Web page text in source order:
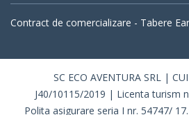
Contract de comercializare - Tabere
SC ECO AVENTURA SRL |
J40/10115/2019 | Licenta turism
Polita asigurare seria I nr. 54747/